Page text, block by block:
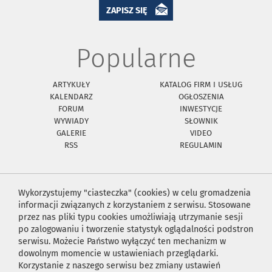
ZAPISZ SIĘ
Popularne
ARTYKUŁY
KATALOG FIRM I USŁUG
KALENDARZ
OGŁOSZENIA
FORUM
INWESTYCJE
WYWIADY
SŁOWNIK
GALERIE
VIDEO
RSS
REGULAMIN
Wykorzystujemy "ciasteczka" (cookies) w celu gromadzenia
informacji związanych z korzystaniem z serwisu. Stosowane
przez nas pliki typu cookies umożliwiają utrzymanie sesji
po zalogowaniu i tworzenie statystyk oglądalności podstron
serwisu. Możecie Państwo wyłączyć ten mechanizm w
dowolnym momencie w ustawieniach przeglądarki.
Korzystanie z naszego serwisu bez zmiany ustawień